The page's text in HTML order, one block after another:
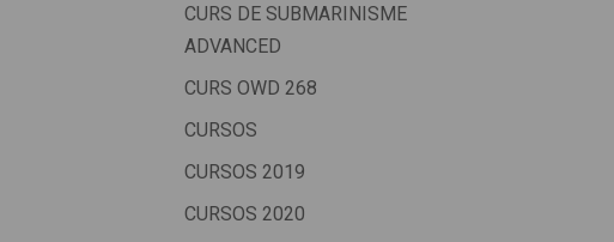
CURS DE SUBMARINISME
ADVANCED
CURS OWD 268
CURSOS
CURSOS 2019
CURSOS 2020